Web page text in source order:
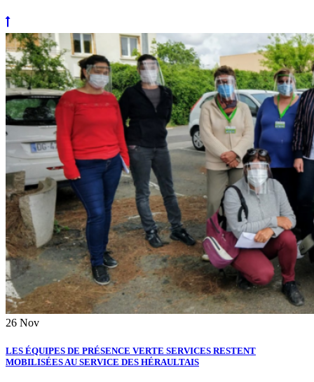
26 Nov
LES ÉQUIPES DE PRÉSENCE VERTE SERVICES RESTENT
MOBILISÉES AU SERVICE DES HÉRAULTAIS